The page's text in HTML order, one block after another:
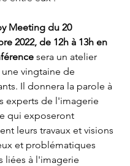
Meeting du 20
2022, de 12h à 13h en
sera un atelier
vingtaine de
Il donnera la parole à
experts de l'imagerie
qui exposeront
leurs travaux et visions
et problématiques
liées à l'imagerie